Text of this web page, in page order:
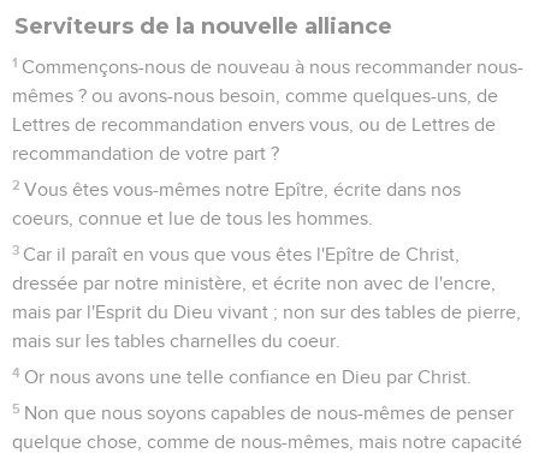
Serviteurs de la nouvelle alliance
1 Commençons-nous de nouveau à nous recommander nous-
mêmes ? ou avons-nous besoin, comme quelques-uns, de
Lettres de recommandation envers vous, ou de Lettres de
recommandation de votre part ?
2 Vous êtes vous-mêmes notre Epître, écrite dans nos
coeurs, connue et lue de tous les hommes.
3 Car il paraît en vous que vous êtes l'Epître de Christ,
dressée par notre ministère, et écrite non avec de l'encre,
mais par l'Esprit du Dieu vivant ; non sur des tables de pierre,
mais sur les tables charnelles du coeur.
4 Or nous avons une telle confiance en Dieu par Christ.
5 Non que nous soyons capables de nous-mêmes de penser
quelque chose, comme de nous-mêmes, mais notre capacité